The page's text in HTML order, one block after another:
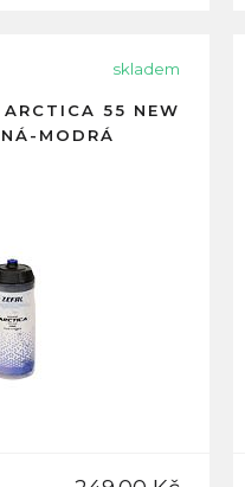
skladem
55 NEW
MODRÁ